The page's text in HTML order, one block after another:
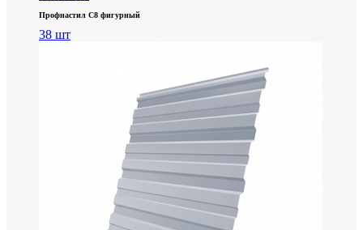
Профнастил С8 фигурный
38 шт